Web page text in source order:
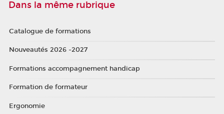
Dans la même rubrique
Catalogue de formations
Nouveautés 2026 -2027
Formations accompagnement handicap
Formation de formateur
Ergonomie